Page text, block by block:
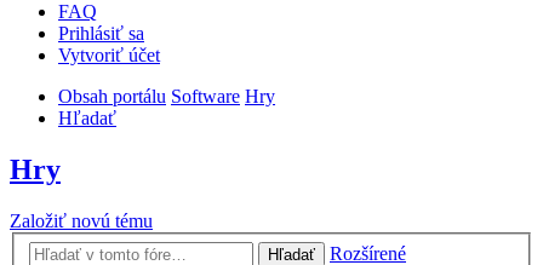
FAQ
Prihlásiť sa
Vytvoriť účet
Obsah portálu Software Hry
Hľadať
Hry
Založiť novú tému
Hľadať
Rozšírené